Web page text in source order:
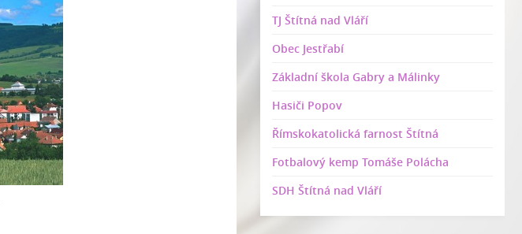
TJ Štítná nad Vláří
Obec Jestřabí
Základní škola Gabry a Málinky
Hasiči Popov
Římskokatolická farnost Štítná
Fotbalový kemp Tomáše Polácha
SDH Štítná nad Vláří